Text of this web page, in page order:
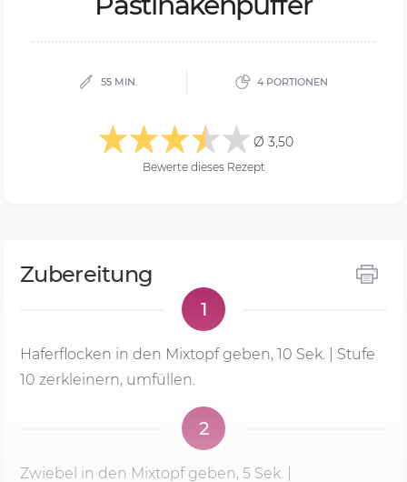
55 MIN. 4 PORTIONEN
Ø 3,50
Bewerte dieses Rezept
Zubereitung
1
Haferflocken in den Mixtopf geben, 10 Sek.
| Stufe
10 zerkleinern, umfüllen.
2
Zwiebel in den Mixtopf geben, 5 Sek.